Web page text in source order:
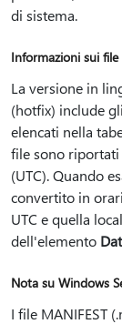
di sistema.
Informazioni sui file
La versione in
(hotfix) include
elencati nella
file sono
(UTC). Quando
convertito in
UTC e quella
dell'elemento
Nota su Windows
I file MANIFEST